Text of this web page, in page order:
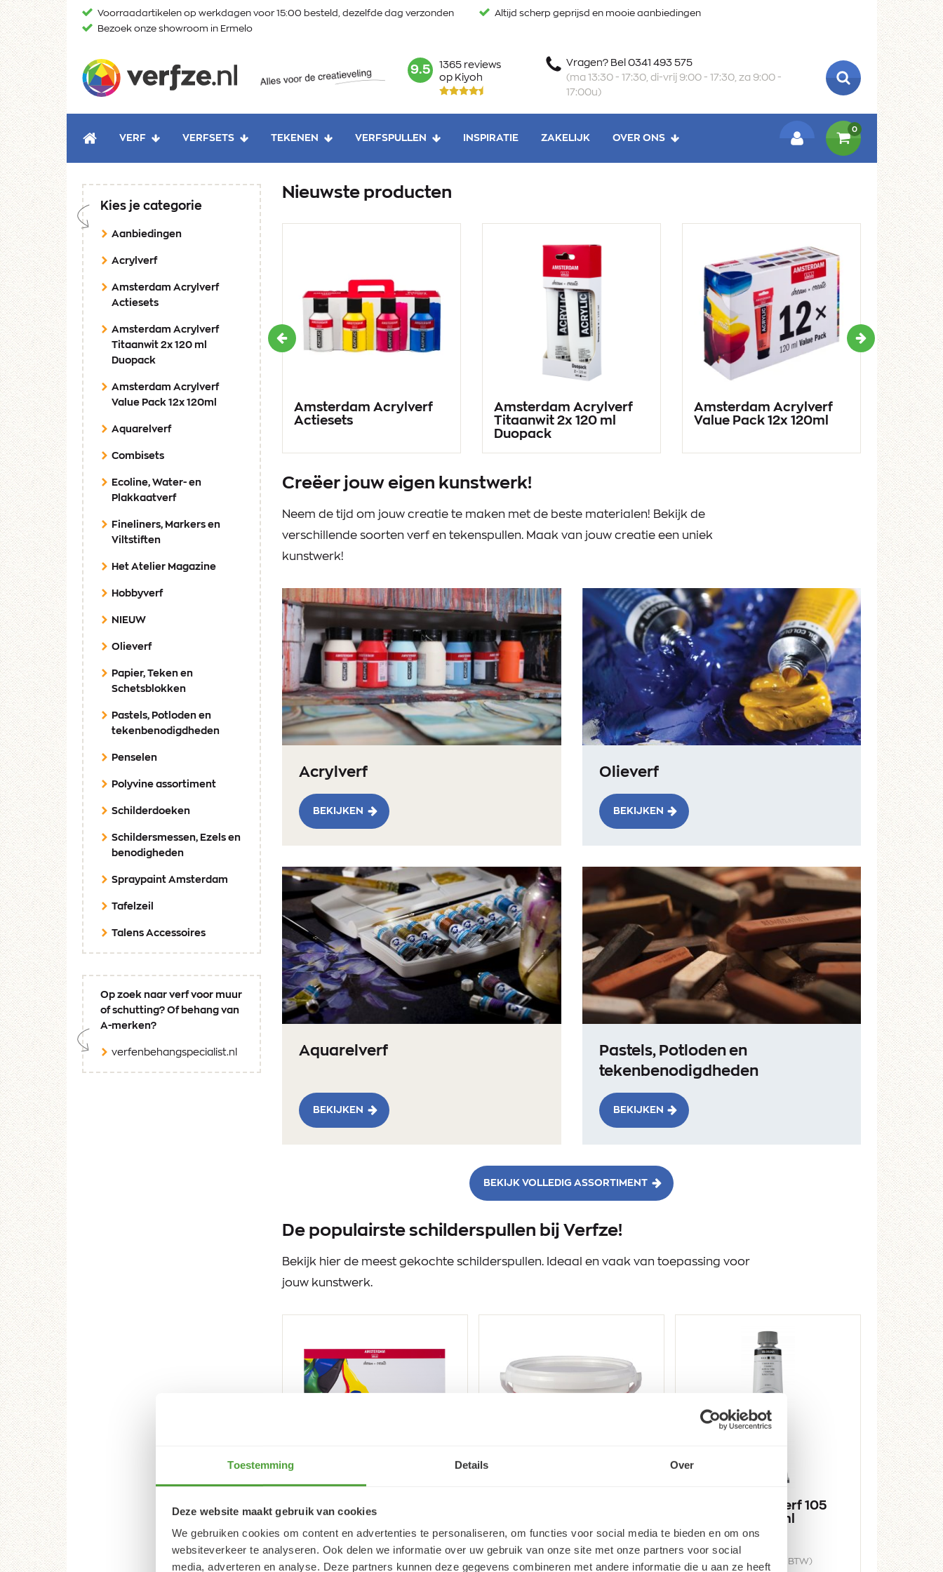
Toestemming Details Over
Deze website maakt gebruik van cookies
We gebruiken cookies om content en advertenties te personaliseren, om functies voor social media te bieden en om ons
websiteverkeer te analyseren. Ook delen we informatie over uw gebruik van onze site met onze partners voor social
media, adverteren en analyse. Deze partners kunnen deze gegevens combineren met andere informatie die u aan ze heeft
naar
Voorraadartikelen op werkdagen voor 15:00 besteld, dezelfde dag verzonden
Altijd scherp geprijsd en mooie aanbiedingen
Bezoek onze showroom in Ermelo
mark:
9.5
1365 reviews
op Kiyoh
Vragen? Bel 0341 493 575
(ma 13:30 - 17:30, di-vrij 9:00 - 17:30, za 9:00 -
17:00u)
ZOEKEN
HOME
VERF VERFSETS TEKENEN VERFSPULLEN INSPIRATIE ZAKELIJK
OVER ONS
0
Kies je categorie
Aanbiedingen
Acrylverf
Amsterdam Acrylverf
Actiesets
Amsterdam Acrylverf
Titaanwit 2x 120 ml
Duopack
Amsterdam Acrylverf
Value Pack 12x 120ml
Aquarelverf
Combisets
Ecoline, Water- en
Plakkaatverf
Fineliners, Markers en
Viltstiften
Het Atelier Magazine
Hobbyverf
NIEUW
Olieverf
Papier, Teken en
Schetsblokken
Pastels, Potloden en
tekenbenodigdheden
Penselen
Polyvine assortiment
Schilderdoeken
Schildersmessen, Ezels en
benodigheden
Spraypaint Amsterdam
Tafelzeil
Talens Accessoires
Op zoek naar verf voor muur
of schutting? Of behang van
A-merken?
verfenbehangspecialist.nl
Nieuwste producten
Vorige
Amsterdam Acrylverf
Amsterdam Acrylverf
Actiesets
Amsterdam Acrylverf
Titaanwit 2x 120 ml
Duopack
Amsterdam Acrylverf
Value Pack 12x 120ml
Het
Volgende
Creëer jouw eigen kunstwerk!
Neem de tijd om jouw creatie te maken met de beste materialen! Bekijk de
verschillende soorten verf en tekenspullen. Maak van jouw creatie een uniek
kunstwerk!
Acrylverf
BEKIJKEN
Olieverf
BEKIJKEN
Aquarelverf
BEKIJKEN
Pastels, Potloden en
tekenbenodigdheden
BEKIJKEN
BEKIJK VOLLEDIG ASSORTIMENT
De populairste schilderspullen bij Verfze!
Bekijk hier de meest gekochte schilderspullen. Ideaal en vaak van toepassing voor
jouw kunstwerk.
Amsterdam Acrylverf
complete collectie set |
90 × 20 ml
141, 120,10 (incl. BTW) 45, 72 (incl. BTW)
Van Gogh Olieverf 105
Titaanwit 200 ml
13, 10,60 (incl. BTW)